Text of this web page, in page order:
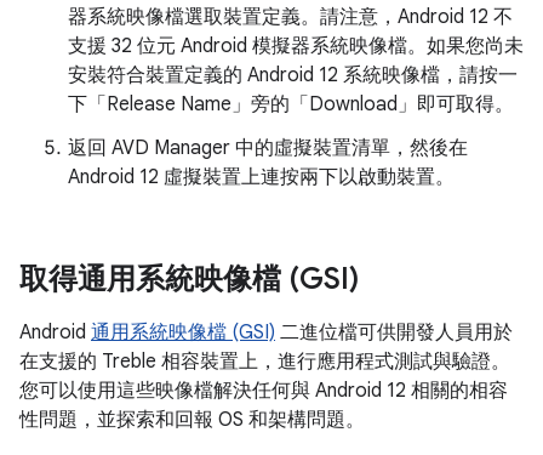
器系統映像檔選取裝置定義。請注意，Android 12 不
支援 32 位元 Android 模擬器系統映像檔。如果您尚未
安裝符合裝置定義的 Android 12 系統映像檔，請按一
下「Release Name」 旁的「Download」 即可取得。
返回 AVD Manager 中的虛擬裝置清單，然後在
Android 12 虛擬裝置上連按兩下以啟動裝置。
取得通用系統映像檔 (GSI)
Android 通用系統映像檔 (GSI) 二進位檔可供開發人員用於
在支援的 Treble 相容裝置上，進行應用程式測試與驗證。
您可以使用這些映像檔解決任何與 Android 12 相關的相容
性問題，並探索和回報 OS 和架構問題。